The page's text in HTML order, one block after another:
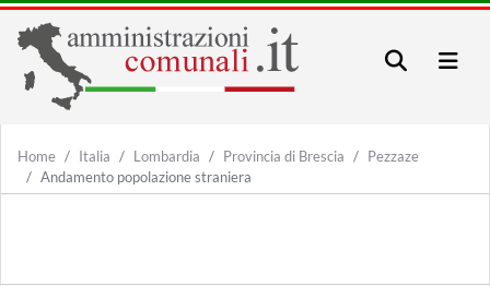
Home Italia Lombardia Provincia di Brescia
Pezzaze
Andamento popolazione straniera